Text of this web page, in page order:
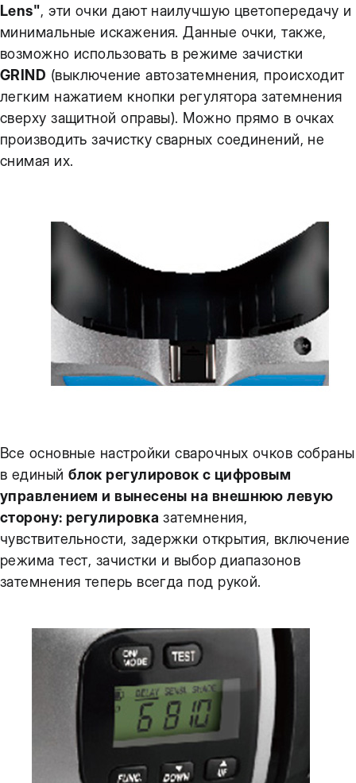
Lens", эти очки дают наилучшую цветопередачу и
минимальные искажения. Данные очки, также,
возможно использовать в режиме зачистки
GRIND (выключение автозатемнения, происходит
легким нажатием кнопки регулятора затемнения
сверху защитной оправы). Можно прямо в очках
производить зачистку сварных соединений, не
снимая их.
Все основные настройки сварочных очков собраны
в единыйблок регулировок с цифровым
управлением и вынесены на внешнюю левую
сторону: регулировка затемнения,
чувствительности, задержки открытия, включение
режима тест, зачистки и выбор диапазонов
затемнения теперь всегда под рукой.